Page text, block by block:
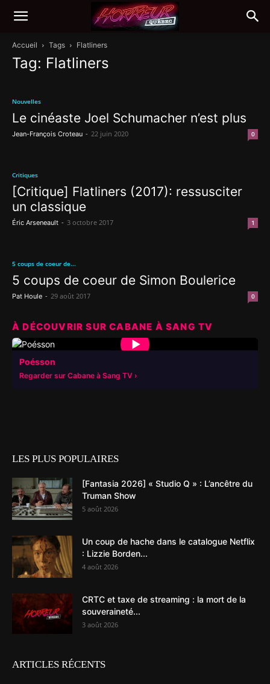
Accueil Tags Flatliners
Tag: Flatliners
Nouvelles
Le cinéaste Joel Schumacher n’est plus
Jean-François Croteau - 22 juin 2020 0
Critiques
[Critique] Flatliners (2017): ressusciter
un classique
Éric Arseneault - 3 octobre 2017 1
5 coups de coeur de...
5 coups de coeur de Simon Boulerice
Pat Houle - 29 août 2017 0
À DÉCOUVRIR SUR CABANE À SANG TV
▶
Poésson
Regarder sur Cabane à Sang TV
LES PLUS POPULAIRES
[Fantasia 2026] « Studio Q » : L’ancêtre du
Truman Show
5 août 2026
Un coup de hache dans le catalogue Netflix
: Lizzie Borden...
4 août 2026
CRTC et taxe de streaming : la mort de la
souveraineté...
3 août 2026
ARTICLES RÉCENTS